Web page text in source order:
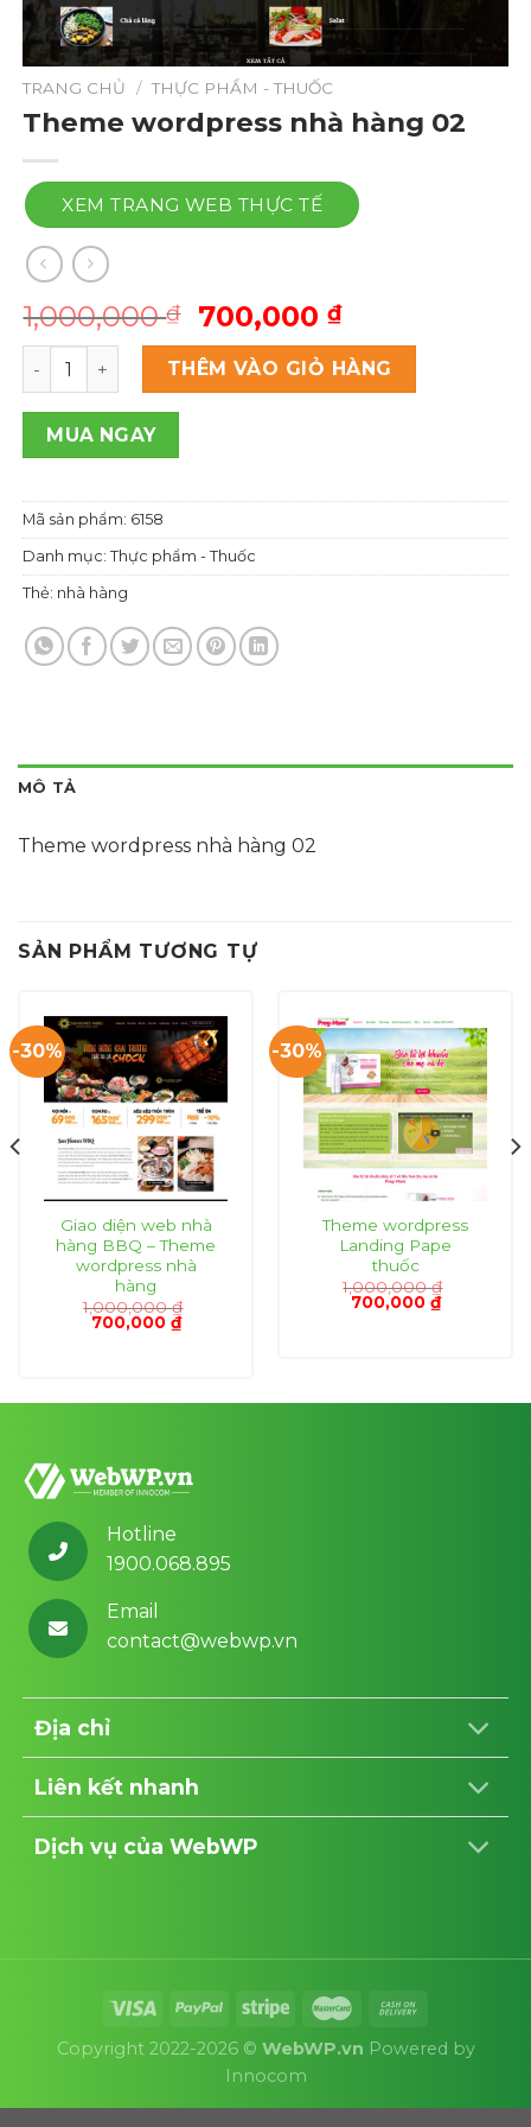
TRANG CHỦ / THỰC PHẨM - THUỐC
Theme wordpress nhà hàng 02
XEM TRANG WEB THỰC TẾ
1,000,000₫
Giá
gốc
là:
1,000,000 ₫.
700,000 ₫Giá
hiện
tại
là:
Theme wordpress nhà hàng 02 số lượng
THÊM VÀO GIỎ HÀNG
MUA NGAY
Mã sản phẩm: 6158
Danh mục:Thực phẩm - Thuốc
Thẻ: nhà hàng
MÔ TẢ
Theme wordpress nhà hàng 02
SẢN PHẨM TƯƠNG TỰ
-30%
Giao diện web nhà
hàng BBQ – Theme
wordpress nhà
hàng
1,000,000₫
Giá
700,000 ₫Giá
hiện
-30%
Theme wordpress
Landing Pape
thuốc
1,000,000₫
Giá
700,000 ₫Giá
hiện
Hotline
1900.068.895
Email
contact@webwp.vn
Địa chỉ
Liên kết nhanh
Dịch vụ của WebWP
Copyright 2022-2026 © WebWP.vn Powered by
Innocom